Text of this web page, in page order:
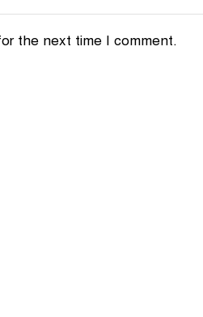
the next time I comment.